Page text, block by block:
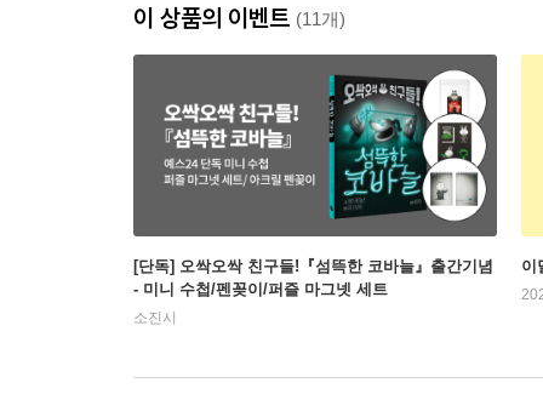
이 상품의 이벤트 (11개)
[단독] 오싹오싹 친구들!『섬뜩한 코바늘』출간기념
- 미니 수첩/펜꽂이/퍼즐 마그넷 세트
소진시
이